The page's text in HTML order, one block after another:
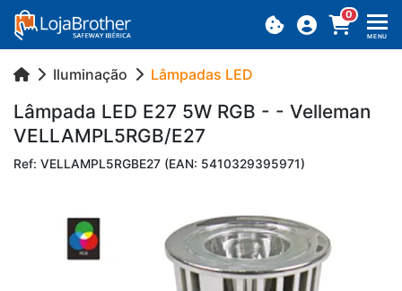
0
MENU
Iluminação Lâmpadas LED
Lâm­pada LED E27 5W RGB - - Vel­leman
VEL­LAM­PL5RGB/E27
Ref: VELLAMPL5RGBE27 (EAN: 5410329395971)